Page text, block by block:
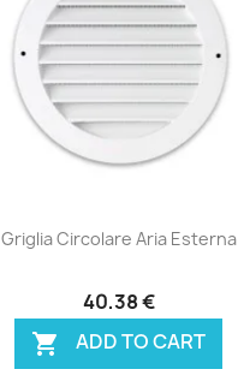
Anteprima
Griglia Circolare Aria Esterna
40,38 €
 ADD TO CART